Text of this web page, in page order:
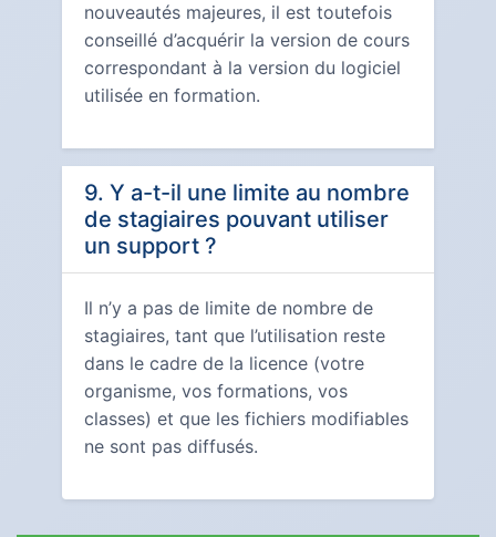
nouveautés majeures, il est toutefois
conseillé d’acquérir la version de cours
correspondant à la version du logiciel
utilisée en formation.
9. Y a-t-il une limite au nombre
de stagiaires pouvant utiliser
un support ?
Il n’y a pas de limite de nombre de
stagiaires, tant que l’utilisation reste
dans le cadre de la licence (votre
organisme, vos formations, vos
classes) et que les fichiers modifiables
ne sont pas diffusés.